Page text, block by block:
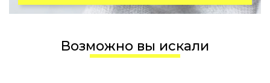
Возможно вы искали